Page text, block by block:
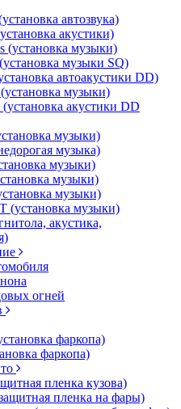
автозвука)
акустики)
(установка музыки)
музыки SQ)
автоакустики DD)
музыки)
акустики DD
музыки)
музыка)
музыки)
музыки)
музыки)
(установка музыки)
акустика,
огней
фаркопа)
фаркопа)
пленка кузова)
пленка на фары)